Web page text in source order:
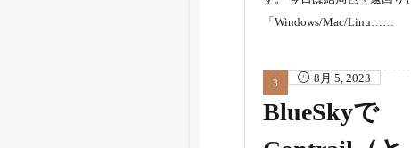
「Windows/Mac/Linu……
8月 5, 2023
BlueSkyで